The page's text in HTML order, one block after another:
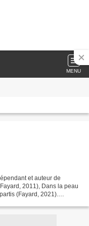
MENU
et auteur de
2011), Dans la peau
(Fayard, 2021).